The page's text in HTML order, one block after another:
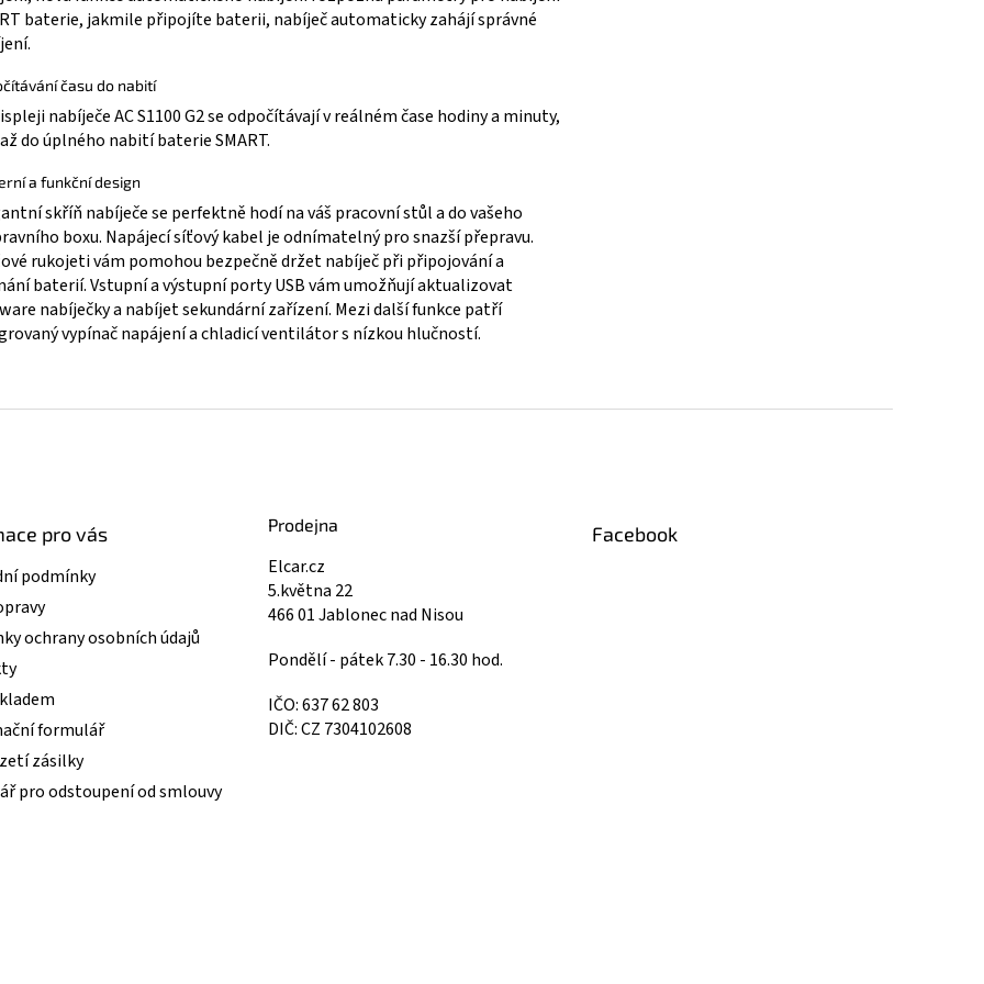
baterie, jakmile připojíte baterii, nabíječ automaticky zahájí správné
času do nabití
nabíječe AC S1100 G2 se odpočítávají v reálném čase hodiny a minuty,
do úplného nabití baterie SMART.
a funkční design
skříň nabíječe se perfektně hodí na váš pracovní stůl a do vašeho
boxu. Napájecí síťový kabel je odnímatelný pro snazší přepravu.
rukojeti vám pomohou bezpečně držet nabíječ při připojování a
baterií. Vstupní a výstupní porty USB vám umožňují aktualizovat
nabíječky a nabíjet sekundární zařízení. Mezi další funkce patří
vypínač napájení a chladicí ventilátor s nízkou hlučností.
pro vás
podmínky
ochrany osobních údajů
formulář
zásilky
pro odstoupení od smlouvy
Prodejna
Elcar.cz
5.května 22
466 01 Jablonec nad Nisou
Pondělí - pátek 7.30 - 16.30 hod.
IČO: 637 62 803
DIČ: CZ 7304102608
Facebook